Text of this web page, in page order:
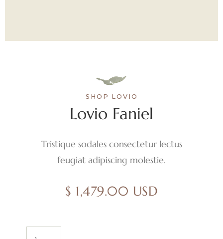
SHOP LOVIO
Lovio Faniel
Tristique sodales consectetur lectus
feugiat adipiscing molestie.
$ 1,479.00 USD